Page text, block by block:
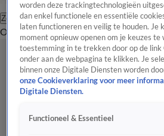
Zoeken
OverzichtRegioUitzendingenWeerTip
worden deze trackingtechnologieën
dan enkel functionele en essentiële
laten functioneren en veilig te houden. Je
moment opnieuw openen om je keuzes te
toestemming in te trekken door op de
onder aan de webpagina te klikken. Je
binnen onze Digitale Diensten worden
onze Cookieverklaring voor meer
Digitale Diensten.
Functioneel & Essentieel